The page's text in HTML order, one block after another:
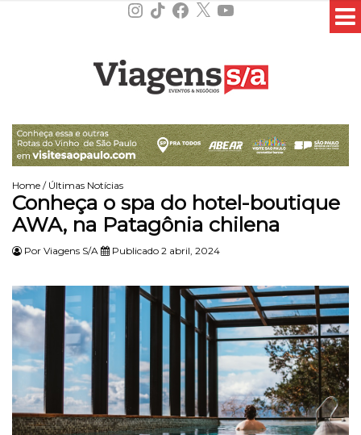
Instagram
TikTokFacebook
X YouTube
Home / Últimas Notícias
Conheça o spa do hotel-boutique
AWA, na Patagônia chilena
Por Viagens S/A Publicado 2 abril, 2024